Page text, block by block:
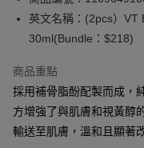
WeChat Pay
送貨方式
順豐自助櫃 - 確認發貨後
每筆HK$65.00，滿
英文名稱：(2pcs）VT
30ml(Bundle：$218)
商品重點
採用補骨脂酚配製而成，
方增強了與肌膚和視黃醇
輸送至肌膚，溫和且顯著